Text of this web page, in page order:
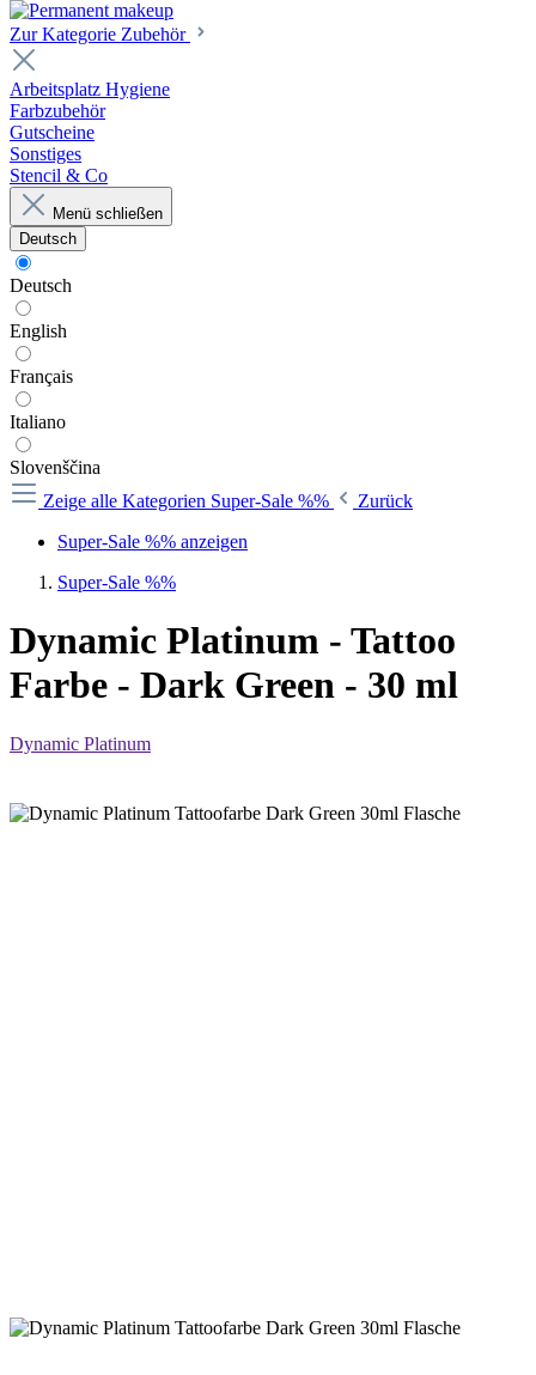
Zur Kategorie Zubehör
Arbeitsplatz Hygiene
Farbzubehör
Gutscheine
Sonstiges
Stencil & Co
Menü schließen
Deutsch
Deutsch
English
Français
Italiano
Slovenščina
Zeige alle Kategorien Super-Sale %%
Zurück
Super-Sale %% anzeigen
Super-Sale %%
Dynamic Platinum - Tattoo
Farbe - Dark Green - 30 ml
Dynamic Platinum